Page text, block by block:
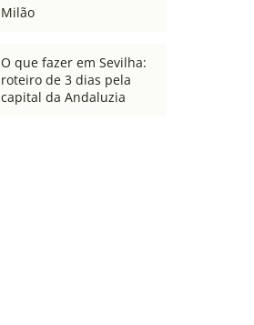
Milão
O que fazer em Sevilha:
roteiro de 3 dias pela
capital da Andaluzia